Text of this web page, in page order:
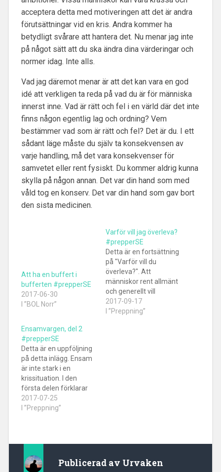
acceptera detta med motiveringen att det är andra
förutsättningar vid en kris. Andra kommer ha
betydligt svårare att hantera det. Nu menar jag inte
på något sätt att du ska ändra dina värderingar och
normer idag. Inte alls.
Vad jag däremot menar är att det kan vara en god
idé att verkligen ta reda på vad du är för människa
innerst inne. Vad är rätt och fel i en värld där det inte
finns någon egentlig lag och ordning? Vem
bestämmer vad som är rätt och fel? Det är du. I ett
sådant läge måste du själv ta konsekvensen av
varje handling, må det vara konsekvenser för
samvetet eller rent fysiskt. Du kommer aldrig kunna
skylla på någon annan. Det var din hand som med
våld tog en konserv. Det var din hand som gav bort
den sista medicinen.
Att ha en buffert i
bufferten #prepperSE
2017-06-30
I ”BOL Norr”
Varför vill jag överleva?
#prepperSE
Detta är en fortsättning
på "Varför vill du
överleva?". Att
människor rent allmänt
och generellt vill
överleva är ju ingen
hemlighet. Det finns
2017-09-17
I ”Preppning”
Ensamvargen, del 2
#prepperSE
Detta är en uppföljning
på detta inlägg. Ensam
är inte stark i en
krissituation. I den
första delen förklarar
jag varför jag har denna
ståndpunkt. En
mina egna planer finns
det alltid fler människor
2017-07-25
I ”Preppning”
Publicerad av Urvaken